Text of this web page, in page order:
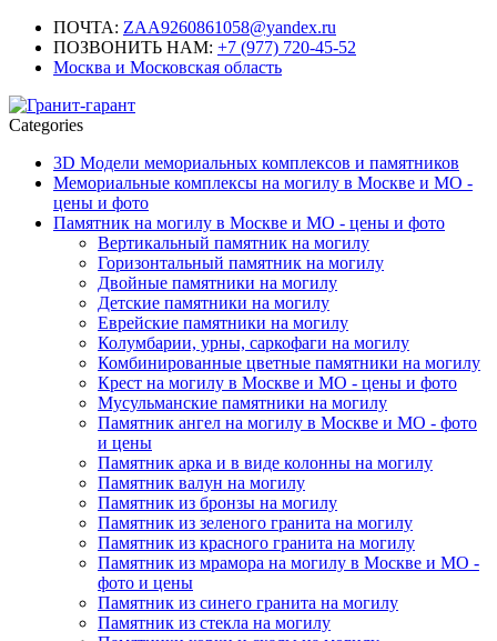
ПОЧТА: ZAA9260861058@yandex.ru
ПОЗВОНИТЬ НАМ: +7 (977) 720-45-52
Москва и Московская область
Categories
3D Модели мемориальных комплексов и памятников
Мемориальные комплексы на могилу в Москве и МО -
цены и фото
Памятник на могилу в Москве и МО - цены и фото
Вертикальный памятник на могилу
Горизонтальный памятник на могилу
Двойные памятники на могилу
Детские памятники на могилу
Еврейские памятники на могилу
Колумбарии, урны, саркофаги на могилу
Комбинированные цветные памятники на могилу
Крест на могилу в Москве и МО - цены и фото
Мусульманские памятники на могилу
Памятник ангел на могилу в Москве и МО - фото
и цены
Памятник арка и в виде колонны на могилу
Памятник валун на могилу
Памятник из бронзы на могилу
Памятник из зеленого гранита на могилу
Памятник из красного гранита на могилу
Памятник из мрамора на могилу в Москве и МО -
фото и цены
Памятник из синего гранита на могилу
Памятник из стекла на могилу